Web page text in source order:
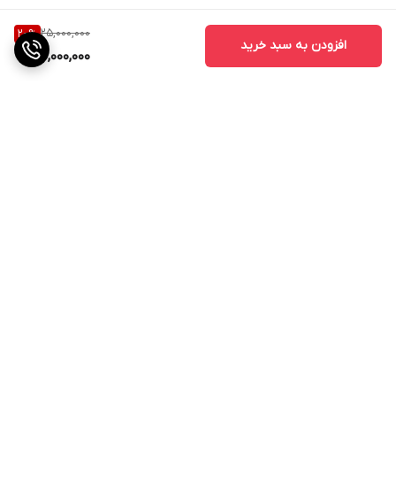
25,000,000
20%
20,000,000
افزودن به سبد خرید